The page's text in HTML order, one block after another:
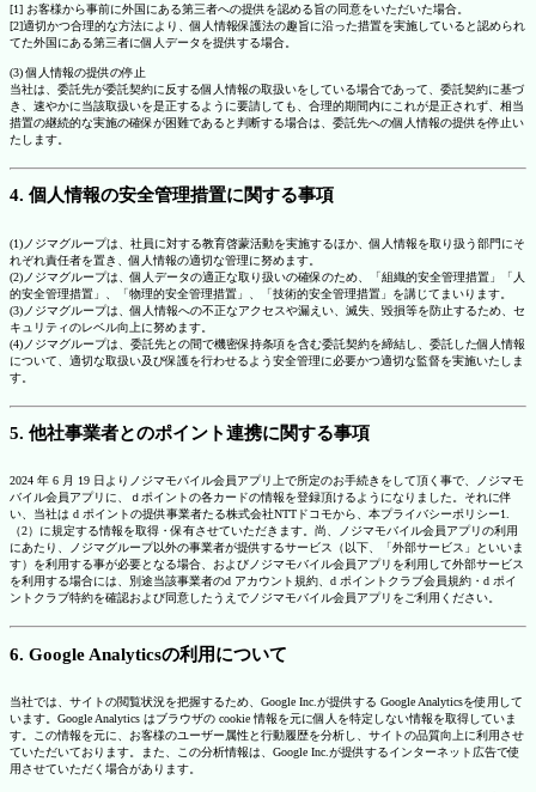
[1] お客様から事前に外国にある第三者への提供を認める旨の同意をいただいた場合。
[2]適切かつ合理的な方法により、個人情報保護法の趣旨に沿った措置を実施していると認められ
てた外国にある第三者に個人データを提供する場合。
(3) 個人情報の提供の停止
当社は、委託先が委託契約に反する個人情報の取扱いをしている場合であって、委託契約に基づ
き、速やかに当該取扱いを是正するように要請しても、合理的期間内にこれが是正されず、相当
措置の継続的な実施の確保が困難であると判断する場合は、委託先への個人情報の提供を停止い
たします。
4. 個人情報の安全管理措置に関する事項
(1)ノジマグループは、社員に対する教育啓蒙活動を実施するほか、個人情報を取り扱う部門にそ
れぞれ責任者を置き、個人情報の適切な管理に努めます。
(2)ノジマグループは、個人データの適正な取り扱いの確保のため、「組織的安全管理措置」「人
的安全管理措置」、「物理的安全管理措置」、「技術的安全管理措置」を講じてまいります。
(3)ノジマグループは、個人情報への不正なアクセスや漏えい、滅失、毀損等を防止するため、セ
キュリティのレベル向上に努めます。
(4)ノジマグループは、委託先との間で機密保持条項を含む委託契約を締結し、委託した個人情報
について、適切な取扱い及び保護を行わせるよう安全管理に必要かつ適切な監督を実施いたしま
す。
5. 他社事業者とのポイント連携に関する事項
2024 年 6 月 19 日よりノジマモバイル会員アプリ上で所定のお手続きをして頂く事で、ノジマモ
バイル会員アプリに、ｄポイントの各カードの情報を登録頂けるようになりました。それに伴
い、当社は d ポイントの提供事業者たる株式会社NTTドコモから、本プライバシーポリシー1.
（2）に規定する情報を取得・保有させていただきます。尚、ノジマモバイル会員アプリの利用
にあたり、ノジマグループ以外の事業者が提供するサービス（以下、「外部サービス」といいま
す）を利用する事が必要となる場合、およびノジマモバイル会員アプリを利用して外部サービス
を利用する場合には、別途当該事業者のd アカウント規約、d ポイントクラブ会員規約・d ポイ
ントクラブ特約を確認および同意したうえでノジマモバイル会員アプリをご利用ください。
6. Google Analyticsの利用について
当社では、サイトの閲覧状況を把握するため、Google Inc.が提供する Google Analyticsを使用して
います。Google Analytics はブラウザの cookie 情報を元に個人を特定しない情報を取得していま
す。この情報を元に、お客様のユーザー属性と行動履歴を分析し、サイトの品質向上に利用させ
ていただいております。また、この分析情報は、Google Inc.が提供するインターネット広告で使
用させていただく場合があります。